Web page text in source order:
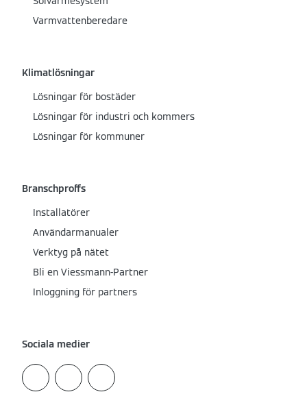
Varmvattenberedare
Klimatlösningar
Lösningar för bostäder
Lösningar för industri och kommers
Lösningar för kommuner
Branschproffs
Installatörer
Användarmanualer
Verktyg på nätet
Bli en Viessmann-Partner
Inloggning för partners
Sociala medier